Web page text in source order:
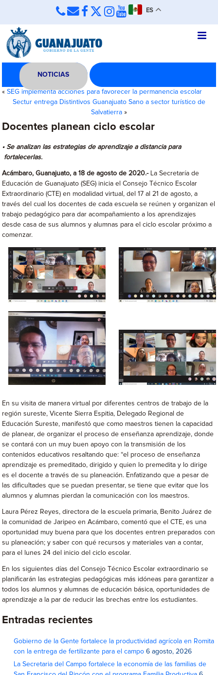
ES
NOTICIAS
«SEG implementa acciones para favorecer la permanencia escolar
Sectur entrega Distintivos Guanajuato Sano a sector turístico de
Salvatierra »
Docentes planean ciclo escolar
• Se analizan las estrategias de aprendizaje a distancia para
fortalecerlas.
Acámbaro, Guanajuato, a 18 de agosto de 2020.-La Secretaría de
Educación de Guanajuato (SEG) inicia el Consejo Técnico Escolar
Extraordinario (CTE) en modalidad virtual, del 17 al 21 de agosto, a
través del cual los docentes de cada escuela se reúnen y organizan el
trabajo pedagógico para dar acompañamiento a los aprendizajes
desde casa de sus alumnos y alumnas para el ciclo escolar próximo a
comenzar.
En su visita de manera virtual por diferentes centros de trabajo de la
región sureste, Vicente Sierra Espitia, Delegado Regional de
Educación Sureste, manifestó que como maestros tienen la capacidad
de planear, de organizar el proceso de enseñanza aprendizaje, donde
se contará con un muy buen apoyo con la transmisión de los
contenidos educativos resaltando que: “el proceso de enseñanza
aprendizaje es premeditado, dirigido y quien lo premedita y lo dirige
es el docente a través de su planeación. Enfatizando que a pesar de
las dificultades que se puedan presentar, se tiene que evitar que los
alumnos y alumnas pierdan la comunicación con los maestros.
Laura Pérez Reyes, directora de la escuela primaria, Benito Juárez de
la comunidad de Jaripeo en Acámbaro, comentó que el CTE, es una
oportunidad muy buena para que los docentes entren preparados con
su planeación; y saber con qué recursos y materiales van a contar,
para el lunes 24 del inicio del ciclo escolar.
En los siguientes días del Consejo Técnico Escolar extraordinario se
planificarán las estrategias pedagógicas más idóneas para garantizar a
todos los alumnos y alumnas de educación básica, oportunidades de
aprendizaje a la par de reducir las brechas entre los estudiantes.
Entradas recientes
Gobierno de la Gente fortalece la productividad agrícola en Romita
con la entrega de fertilizante para el campo 6 agosto, 2026
La Secretaria del Campo fortalece la economía de las familias de